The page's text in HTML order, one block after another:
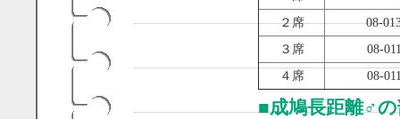
２席
08-
３席
08-
４席
08-
■成鳩長距離♂